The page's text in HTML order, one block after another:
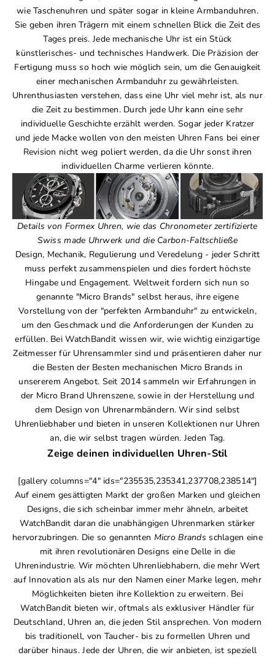
wie Taschenuhren und später sogar in kleine Armbanduhren.
Sie geben ihren Trägern mit einem schnellen Blick die Zeit des
Tages preis. Jede mechanische Uhr ist ein Stück
künstlerisches- und technisches Handwerk. Die Präzision der
Fertigung muss so hoch wie möglich sein, um die Genauigkeit
einer mechanischen Armbanduhr zu gewährleisten.
Uhrenthusiasten verstehen, dass eine Uhr viel mehr ist, als nur
die Zeit zu bestimmen. Durch jede Uhr kann eine sehr
individuelle Geschichte erzählt werden. Sogar jeder Kratzer
und jede Macke wollen von den meisten Uhren Fans bei einer
Revision nicht weg poliert werden, da die Uhr sonst ihren
individuellen Charme verlieren könnte.
Details von Formex Uhren, wie das Chronometer zertifizierte
Swiss made Uhrwerk und die Carbon-Faltschließe
Design, Mechanik, Regulierung und Veredelung - jeder Schritt
muss perfekt zusammenspielen und dies fordert höchste
Hingabe und Engagement. Weltweit fordern sich nun so
genannte "Micro Brands" selbst heraus, ihre eigene
Vorstellung von der "perfekten Armbanduhr" zu entwickeln,
um den Geschmack und die Anforderungen der Kunden zu
erfüllen. Bei WatchBandit wissen wir, wie wichtig einzigartige
Zeitmesser für Uhrensammler sind und präsentieren daher nur
die Besten der Besten mechanischen Micro Brands in
unsererem Angebot. Seit 2014 sammeln wir Erfahrungen in
der Micro Brand Uhrenszene, sowie in der Herstellung und
dem Design von Uhrenarmbändern. Wir sind selbst
Uhrenliebhaber und bieten in unseren Kollektionen nur Uhren
an, die wir selbst tragen würden. Jeden Tag.
Zeige deinen individuellen Uhren-Stil
[gallery columns="4" ids="235535,235341,237708,238514"]
Auf einem gesättigten Markt der großen Marken und gleichen
Designs, die sich scheinbar immer mehr ähneln, arbeitet
WatchBandit daran die unabhängigen Uhrenmarken stärker
hervorzubringen. Die so genannten Micro Brands schlagen eine
mit ihren revolutionären Designs eine Delle in die
Uhrenindustrie. Wir möchten Uhrenliebhabern, die mehr Wert
auf Innovation als als nur den Namen einer Marke legen, mehr
Möglichkeiten bieten ihre Kollektion zu erweitern. Bei
WatchBandit bieten wir, oftmals als exklusiver Händler für
Deutschland, Uhren an, die jeden Stil ansprechen. Von modern
bis traditionell, von Taucher- bis zu formellen Uhren und
darüber hinaus. Jede der Uhren, die wir anbieten, ist speziell